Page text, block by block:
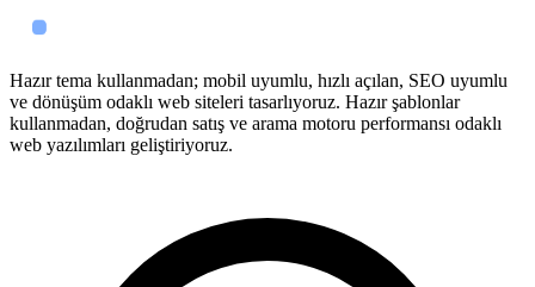
Hazır tema kullanmadan; mobil uyumlu, hızlı açılan, SEO uyumlu
ve dönüşüm odaklı web siteleri tasarlıyoruz. Hazır şablonlar
kullanmadan, doğrudan satış ve arama motoru performansı odaklı
web yazılımları geliştiriyoruz.